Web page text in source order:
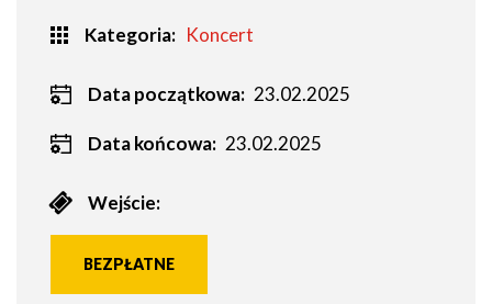
Kategoria Koncert
Data początkowa: 23.02.2025
Data końcowa: 23.02.2025
Wejście:
BEZPŁATNE